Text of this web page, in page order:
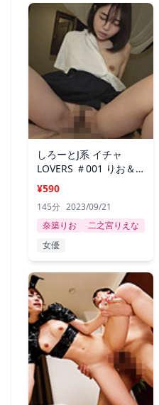
しろーとJ系 イチャ
LOVERS ＃001 りお＆
りえな
¥590
145分 2023/09/21
奈築りお
二之宮りえな
女優